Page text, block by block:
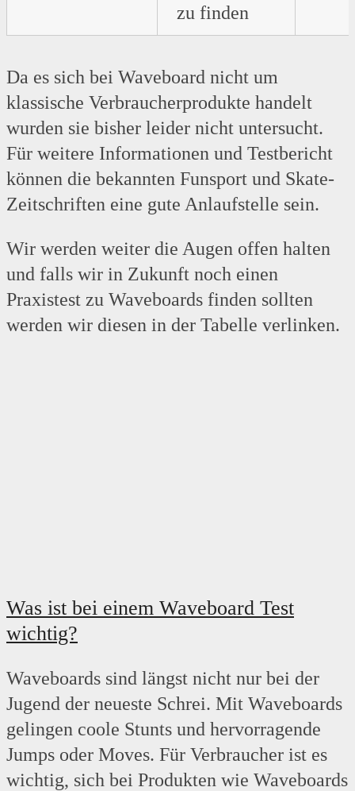
zu finden
Da es sich bei Waveboard nicht um
klassische Verbraucherprodukte handelt
wurden sie bisher leider nicht untersucht.
Für weitere Informationen und Testbericht
können die bekannten Funsport und Skate-
Zeitschriften eine gute Anlaufstelle sein.
Wir werden weiter die Augen offen halten
und falls wir in Zukunft noch einen
Praxistest zu Waveboards finden sollten
werden wir diesen in der Tabelle verlinken.
Was ist bei einem Waveboard Test
wichtig?
Waveboards sind längst nicht nur bei der
Jugend der neueste Schrei. Mit Waveboards
gelingen coole Stunts und hervorragende
Jumps oder Moves. Für Verbraucher ist es
wichtig, sich bei Produkten wie Waveboards